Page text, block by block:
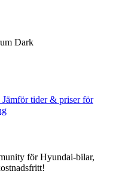
Dark
för Hyundai-bilar,